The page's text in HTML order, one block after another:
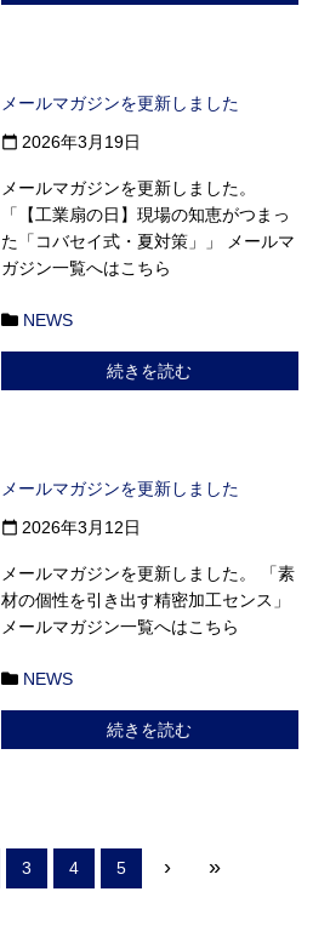
メールマガジンを更新しました
calendar_today 2026年3月19日
メールマガジンを更新しました。
「【工業扇の日】現場の知恵がつまっ
た「コバセイ式・夏対策」」 メールマ
ガジン一覧へはこちら
NEWS
続きを読む
メールマガジンを更新しました
calendar_today 2026年3月12日
メールマガジンを更新しました。 「素
材の個性を引き出す精密加工センス」
メールマガジン一覧へはこちら
NEWS
続きを読む
3 4 5 › »